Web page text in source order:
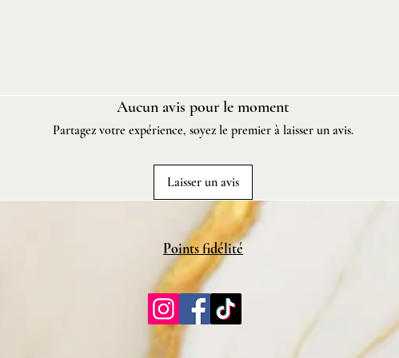
Aucun avis pour le moment
Partagez votre expérience, soyez le premier à laisser un avis.
Laisser un avis
Points fidélité